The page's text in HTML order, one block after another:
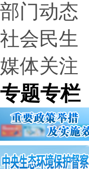
部门动态
社会民生
媒体关注
专题专栏